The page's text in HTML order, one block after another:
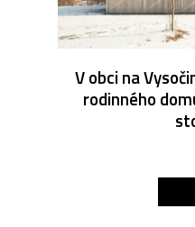
V obci na
rodinného